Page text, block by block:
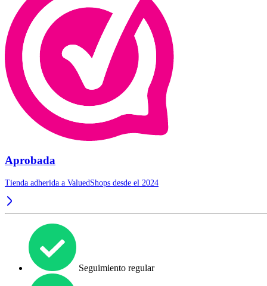
Aprobada
Tienda adherida a ValuedShops desde el 2024
Seguimiento regular